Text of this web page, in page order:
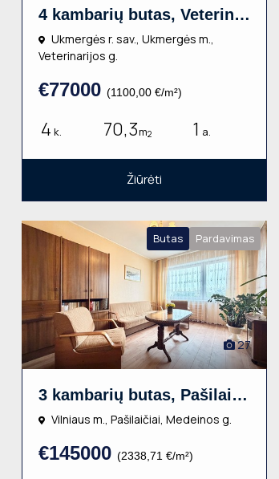
4 kambarių butas, Veterinarijos g., 70.30m², 1 aukštas, €77000
Ukmergės r. sav., Ukmergės m.,
Veterinarijos g.
€77000 (1100,00 €/m²)
4 k. 70,3m2 1 a.
Žiūrėti
Butas Pardavimas
27
3 kambarių butas, Pašilaičiai, Medeinos g., 61.65m², 9 aukštas, €145000
Vilniaus m., Pašilaičiai, Medeinos g.
€145000 (2338,71 €/m²)